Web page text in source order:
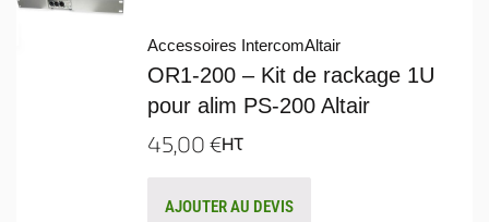
Accessoires IntercomAltair
OR1-200 – Kit de rackage 1U
pour alim PS-200 Altair
45,00€HT
AJOUTER AU DEVIS